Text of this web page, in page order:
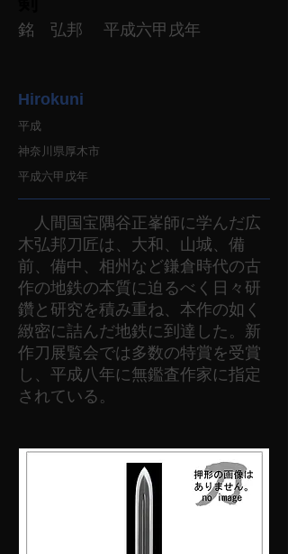
銘 弘邦 平成六甲戌年
Hirokuni
平成
神奈川県厚木市
平成六甲戊年
人間国宝隅谷正峯師に学んだ広
木弘邦刀匠は、大和、山城、備
前、備中、相州など鎌倉時代の古
作の地鉄の本質に迫るべく日々研
鑽と研究を積み重ね、本作の如く
緻密に詰んだ地鉄に到達した。新
作刀展覧会では多数の特賞を受賞
し、平成八年に無鑑査作家に指定
されている。